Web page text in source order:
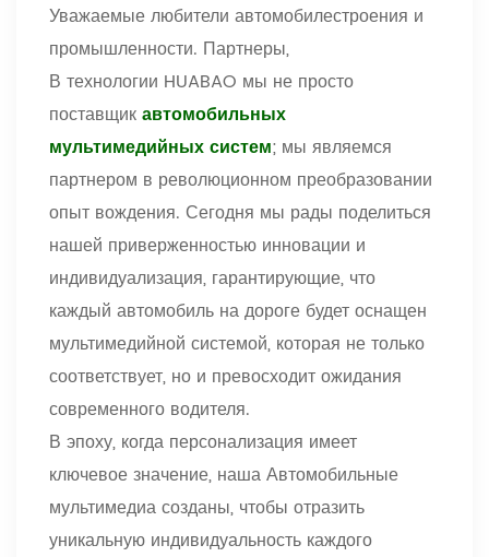
Уважаемые любители автомобилестроения и
промышленности. Партнеры,
В технологии HUABAO мы не просто
поставщикавтомобильных
мультимедийных систем; мы являемся
партнером в революционном преобразовании
опыт вождения. Сегодня мы рады поделиться
нашей приверженностью инновации и
индивидуализация, гарантирующие, что
каждый автомобиль на дороге будет оснащен
мультимедийной системой, которая не только
соответствует, но и превосходит ожидания
современного водителя.
В эпоху, когда персонализация имеет
ключевое значение, наша Автомобильные
мультимедиа созданы, чтобы отразить
уникальную индивидуальность каждого